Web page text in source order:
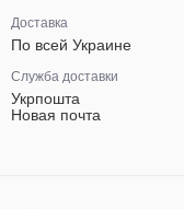
Доставка
По всей Украине
Служба доставки
Укрпошта
Новая почта